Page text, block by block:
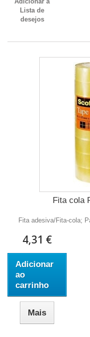
Lista de
desejos
Fita cola
Fita adesiva/Fita-cola;
4,31 €
Adicionar
ao
carrinho
Mais